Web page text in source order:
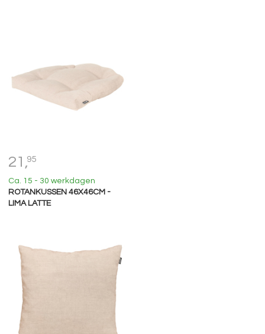
21,95
Ca. 15 - 30 werkdagen
ROTANKUSSEN 46X46CM -
LIMA LATTE